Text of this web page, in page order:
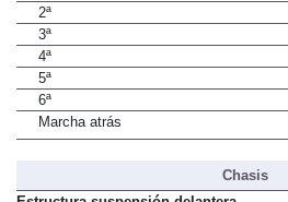
2ª
3ª
4ª
5ª
6ª
Marcha atrás
Chasis